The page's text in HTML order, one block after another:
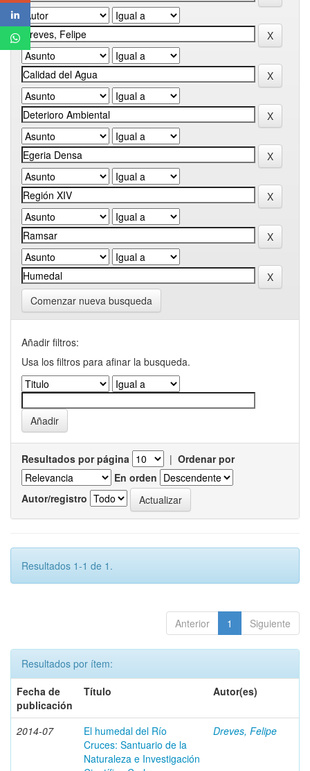
Comenzar nueva busqueda
Añadir filtros:
Usa los filtros para afinar la busqueda.
Resultados por página | Ordenar por
En orden
Autor/registro
Resultados 1-1 de 1.
Anterior 1 Siguiente
Resultados por ítem:
Fecha de
publicación
Título Autor(es)
2014-07
El humedal del Río
Cruces: Santuario de la
Naturaleza e Investigación
Dreves, Felipe